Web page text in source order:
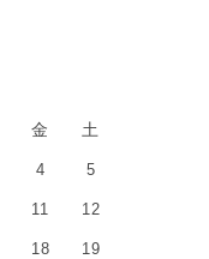
金 土
4 5
11 12
18 19